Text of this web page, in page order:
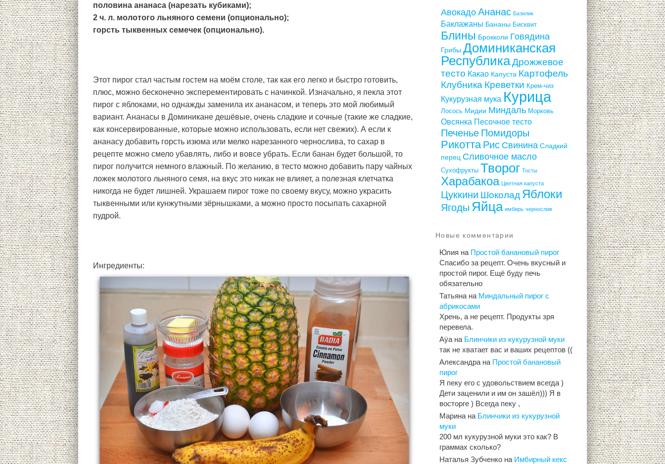
половина ананаса (нарезать кубиками);
2 ч. л. молотого льняного семени (опционально);
горсть тыквенных семечек (опционально).
Этот пирог стал частым гостем на моём столе, так как его легко и быстро готовить,
плюс, можно бесконечно эксперементировать с начинкой. Изначально, я пекла этот
пирог с яблоками, но однажды заменила их ананасом, и теперь это мой любимый
вариант. Ананасы в Доминикане дешёвые, очень сладкие и сочные (такие же сладкие,
как консервированные, которые можно использовать, если нет свежих). А если к
ананасу добавить горсть изюма или мелко нарезанного чернослива, то сахар в
рецепте можно смело убавлять, либо и вовсе убрать. Если банан будет большой, то
пирог получится немного влажный. По желанию, в тесто можно добавить пару чайных
ложек молотого льняного семя, на вкус это никак не влияет, а полезная клетчатка
никогда не будет лишней. Украшаем пирог тоже по своему вкусу, можно украсить
тыквенными или кунжутными зёрнышками, а можно просто посыпать сахарной
пудрой.
Ингредиенты:
Авокадо Ананас Базилик
Баклажаны Бананы Бисквит
Блины Брокколи Говядина
Грибы Доминиканская
РеспубликаДрожжевое
тесто Какао Капуста Картофель
Клубника Креветки Крем-чиз
Кукурузная мука Курица
Лосось Мидии Миндаль Морковь
Овсянка Песочное тесто
Печенье Помидоры
Рикотта Рис Свинина Сладкий
перец Сливочное масло
Сухофрукты Творог Тосты
Харабакоа Цветная капуста
Цуккини Шоколад Яблоки
Ягоды Яйца имбирь чернослив
Новые комментарии
Юлия на Простой банановый пирог
Спасибо за рецепт. Очень вкусный и
простой пирог. Ещё буду печь
обязательно
Татьяна на Миндальный пирог с
абрикосами
Хрень, а не рецепт. Продукты зря
перевела.
Aÿa на Блинчики из кукурузной муки
так не хватает вас и ваших рецептов ((
Александра на Простой банановый
пирог
Я пеку его с удовольствием всегда )
Дети заценили и им он зашёл))) Я в
восторге ) Всегда пеку ,
Марина на Блинчики из кукурузной
муки
200 мл кукурузной муки это как? В
граммах сколько?
Наталья Зубченко на Имбирный кекс